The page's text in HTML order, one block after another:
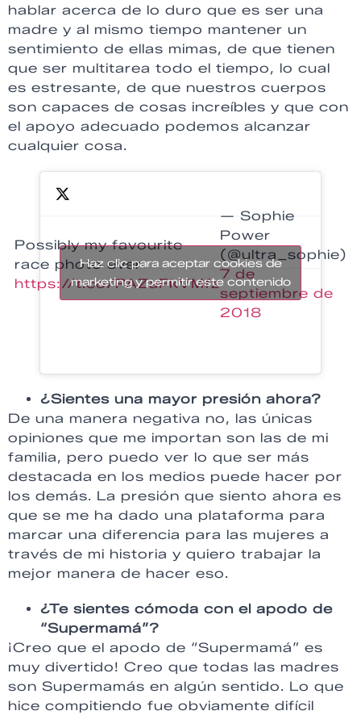
hablar acerca de lo duro que es ser una
madre y al mismo tiempo mantener un
sentimiento de ellas mimas, de que tienen
que ser multitarea todo el tiempo, lo cual
es estresante, de que nuestros cuerpos
son capaces de cosas increíbles y que con
el apoyo adecuado podemos alcanzar
cualquier cosa.
Possibly my favourite
race photo ever
https://t.co/PAZaFkVMfz
— Sophie
Power
(@ultra_sophie)
7 de
septiembre de
2018
Haz clic para aceptar cookies de
marketing y permitir este contenido
¿Sientes una mayor presión ahora?
De una manera negativa no, las únicas
opiniones que me importan son las de mi
familia, pero puedo ver lo que ser más
destacada en los medios puede hacer por
los demás. La presión que siento ahora es
que se me ha dado una plataforma para
marcar una diferencia para las mujeres a
través de mi historia y quiero trabajar la
mejor manera de hacer eso.
¿Te sientes cómoda con el apodo de
“Supermamá”?
¡Creo que el apodo de “Supermamá” es
muy divertido! Creo que todas las madres
son Supermamás en algún sentido. Lo que
hice compitiendo fue obviamente difícil